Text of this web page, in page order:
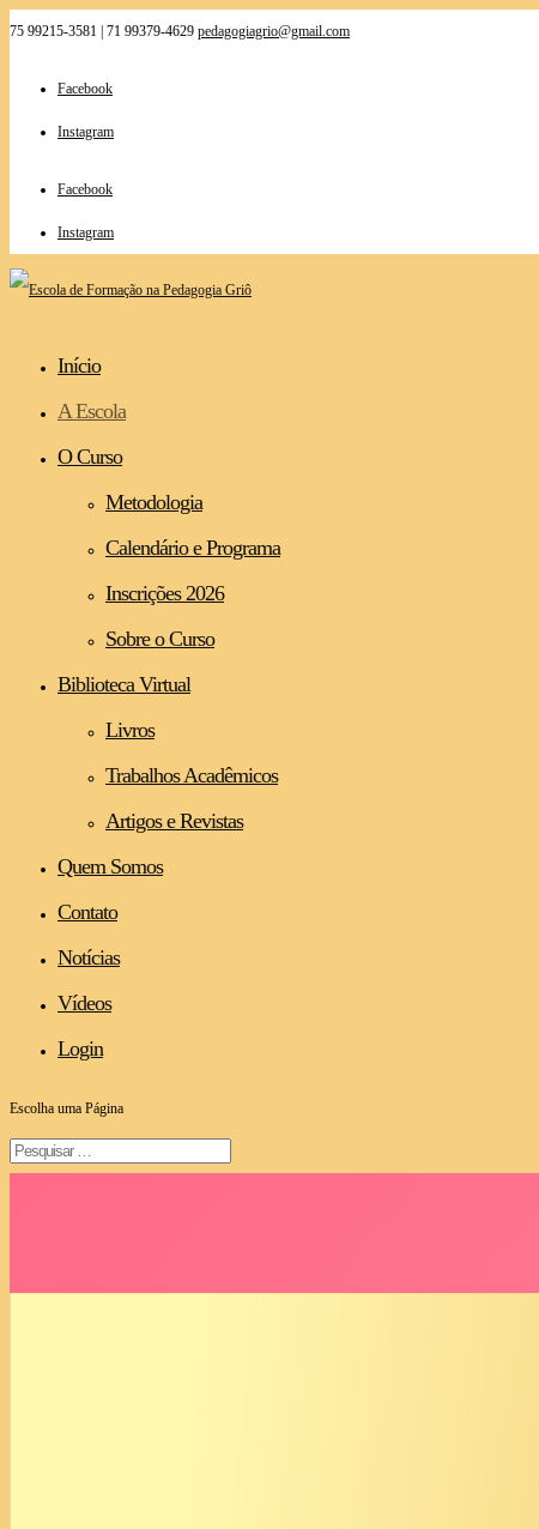
75 99215-3581 | 71 99379-4629 pedagogiagrio@gmail.com
Facebook
Instagram
Facebook
Instagram
Início
A Escola
O Curso
Metodologia
Calendário e Programa
Inscrições 2026
Sobre o Curso
Biblioteca Virtual
Livros
Trabalhos Acadêmicos
Artigos e Revistas
Quem Somos
Contato
Notícias
Vídeos
Login
Escolha uma Página